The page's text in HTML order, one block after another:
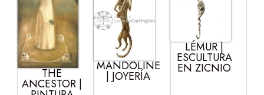
THE
ANCESTOR |
MANDOLINE
| JOYERÍA
LÉMUR |
ESCULTURA
EN ZICNIO